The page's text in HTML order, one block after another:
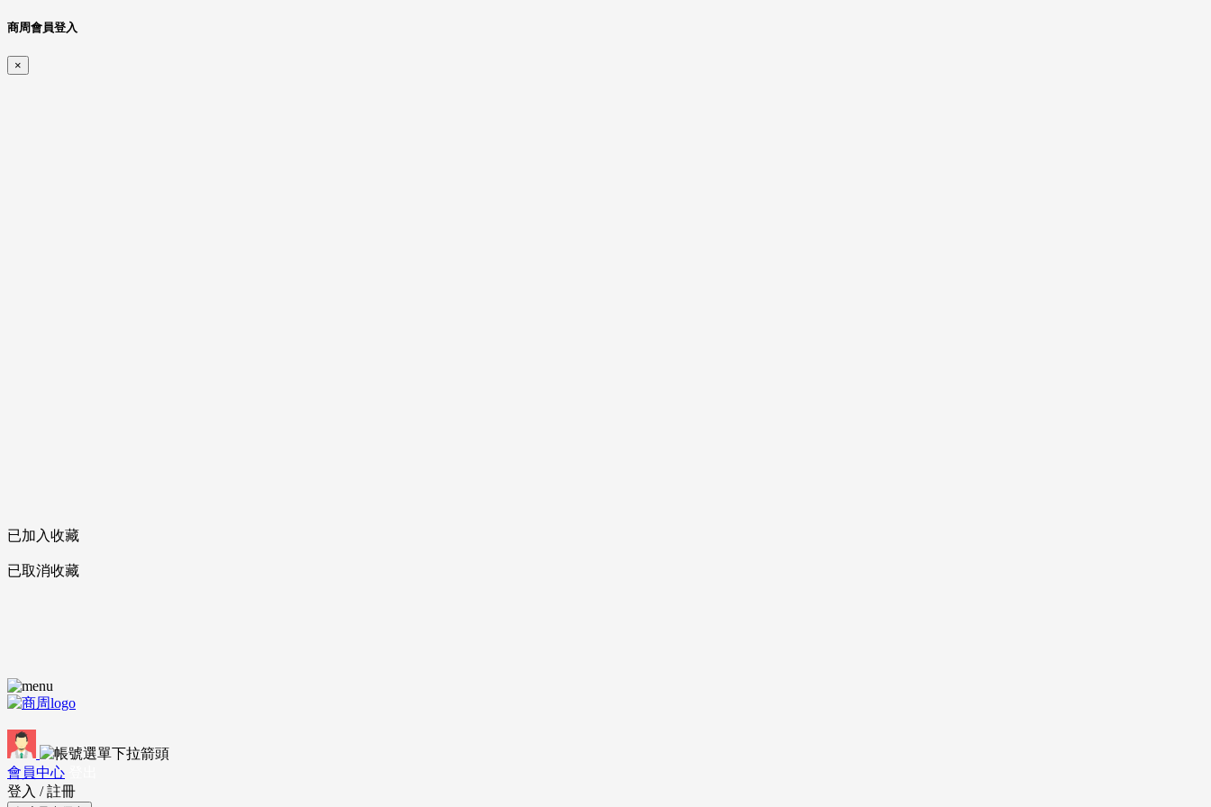
商周會員登入
×
已加入收藏
已取消收藏
會員中心
登入 / 註冊